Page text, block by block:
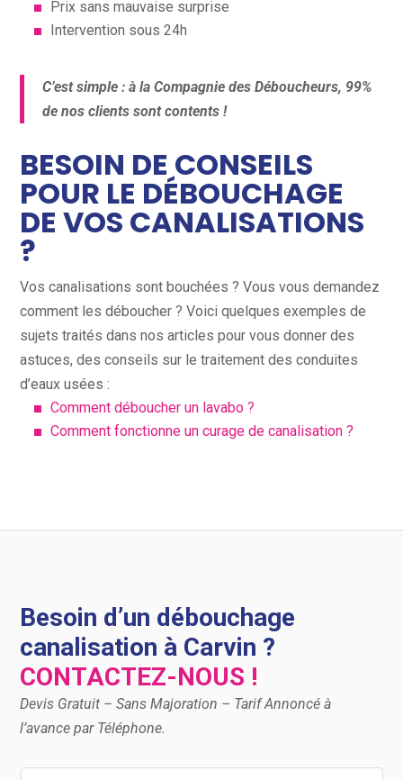
Prix sans mauvaise surprise
Intervention sous 24h
C’est simple : à la Compagnie des Déboucheurs, 99%
de nos clients sont contents !
BESOIN DE CONSEILS
POUR LE DÉBOUCHAGE
DE VOS CANALISATIONS
?
Vos canalisations sont bouchées ? Vous vous demandez
comment les déboucher ? Voici quelques exemples de
sujets traités dans nos articles pour vous donner des
astuces, des conseils sur le traitement des conduites
d’eaux usées :
Comment déboucher un lavabo ?
Comment fonctionne un curage de canalisation ?
Besoin d’un débouchage
canalisation à Carvin ?
CONTACTEZ-NOUS !
Devis Gratuit – Sans Majoration – Tarif Annoncé à
l’avance par Téléphone.